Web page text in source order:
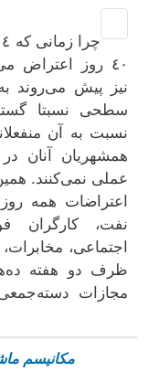
٤٠ روز اعتراض
نیز پیش می‌روند
سطحی نسبتا
نسبت بە آن
همشهریان آنان
عملی نمی‌کنند.
اعتراضات همە
نفت، کارگران
اجتماعی،
ظرف دو هفتە
مجازات
مکانیسم